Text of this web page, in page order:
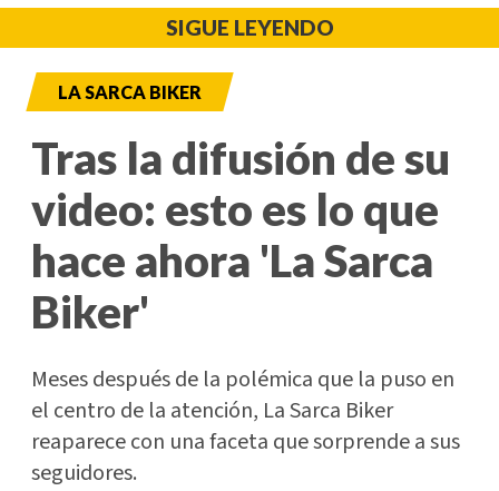
SIGUE LEYENDO
LA SARCA BIKER
Tras la difusión de su
video: esto es lo que
hace ahora 'La Sarca
Biker'
Meses después de la polémica que la puso en
el centro de la atención, La Sarca Biker
reaparece con una faceta que sorprende a sus
seguidores.